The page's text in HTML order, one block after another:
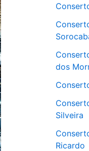
dos
Silveira
Ricardo